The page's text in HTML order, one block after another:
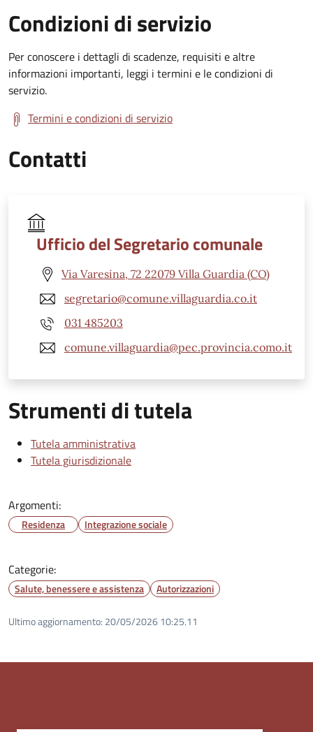
Condizioni di servizio
Per conoscere i dettagli di scadenze, requisiti e altre
informazioni importanti, leggi i termini e le condizioni di
servizio.
Termini e condizioni di servizio
Contatti
Ufficio del Segretario comunale
Via Varesina, 72 22079 Villa Guardia (CO)
segretario@comune.villaguardia.co.it
031 485203
comune.villaguardia@pec.provincia.como.it
Strumenti di tutela
Tutela amministrativa
Tutela giurisdizionale
Argomenti:
Residenza Integrazione sociale
Categorie:
Salute, benessere e assistenza Autorizzazioni
Ultimo aggiornamento: 20/05/2026 10:25.11